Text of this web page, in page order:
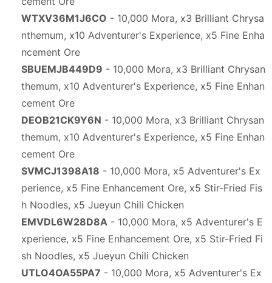
WTXV36M1J6CO - 10,000 Mora, x3 Brilliant Chrysa
nthemum, x10 Adventurer's Experience, x5 Fine Enha
ncement Ore
SBUEMJB449D9 - 10,000 Mora, x3 Brilliant Chrysan
themum, x10 Adventurer's Experience, x5 Fine Enhan
cement Ore
DEOB21CK9Y6N - 10,000 Mora, x3 Brilliant Chrysan
themum, x10 Adventurer's Experience, x5 Fine Enhan
cement Ore
SVMCJ1398A18 - 10,000 Mora, x5 Adventurer's Ex
perience, x5 Fine Enhancement Ore, x5 Stir-Fried Fis
h Noodles, x5 Jueyun Chili Chicken
EMVDL6W28D8A - 10,000 Mora, x5 Adventurer's E
xperience, x5 Fine Enhancement Ore, x5 Stir-Fried Fi
sh Noodles, x5 Jueyun Chili Chicken
UTLO4OA55PA7 - 10,000 Mora, x5 Adventurer's Ex